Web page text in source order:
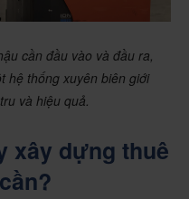
cần đầu vào và đầu ra,
hệ thống xuyên biên giới
và hiệu quả.
xây dựng thuê